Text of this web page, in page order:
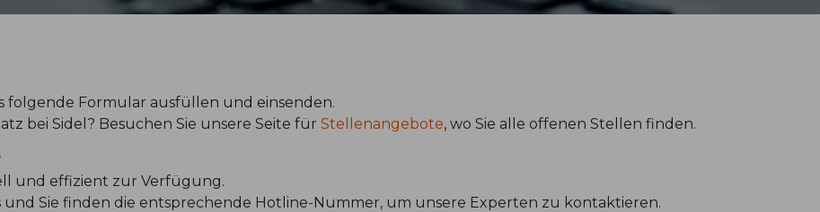
folgende Formular ausfüllen und einsenden.
bei Sidel? Besuchen Sie unsere Seite für Stellenangebote, wo Sie alle offenen Stellen finden.
und effizient zur Verfügung.
und Sie finden die entsprechende Hotline-Nummer, um unsere Experten zu kontaktieren.